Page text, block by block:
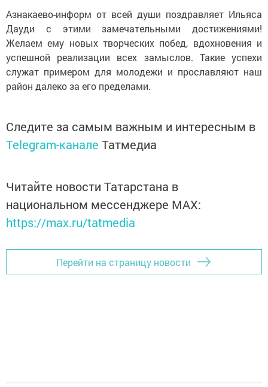
Азнакаево-информ от всей души поздравляет Ильяса
Дауди с этими замечательными достижениями!
Желаем ему новых творческих побед, вдохновения и
успешной реализации всех замыслов. Такие успехи
служат примером для молодежи и прославляют наш
район далеко за его пределами.
Следите за самым важным и интересным в
Telegram-канале Татмедиа
Читайте новости Татарстана в
национальном мессенджере MАХ:
https://max.ru/tatmedia
Перейти на страницу новости